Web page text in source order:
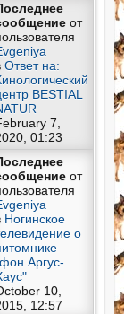
от
Ответ на:
BESTIAL
7,
01:23
от
Ногинское
о
Аргус-
10,
12:57